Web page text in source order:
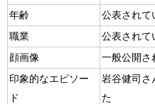
年齢
公表されて
職業
公表されて
顔画像
一般公開さ
印象的なエピソー
ド
岩谷健司さ
た